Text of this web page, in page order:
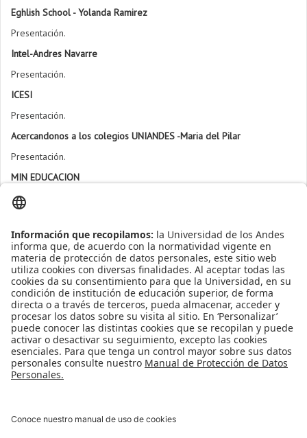
Eghlish School - Yolanda Ramirez
Presentación.
Intel-Andres Navarre
Presentación.
ICESI
Presentación.
Acercandonos a los colegios UNIANDES -Maria del Pilar
Presentación.
MIN EDUCACION
Presentación.
Presentación.
Apoyo Financiero
Reconocimiento como Universidad: Decreto 1297 del 30 de mayo de